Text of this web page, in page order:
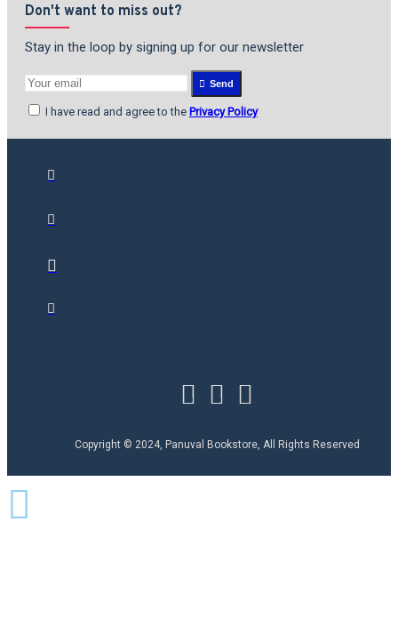
Don't want to miss out?
Stay in the loop by signing up for our newsletter
Send
I have read and agree to the Privacy Policy
Copyright © 2024, Panuval Bookstore, All Rights Reserved